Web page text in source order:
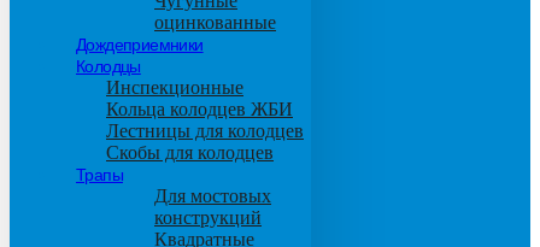
оцинкованные
Дождеприемники
Колодцы
Инспекционные
Кольца колодцев ЖБИ
Лестницы для колодцев
Скобы для колодцев
Трапы
Для мостовых
конструкций
Квадратные